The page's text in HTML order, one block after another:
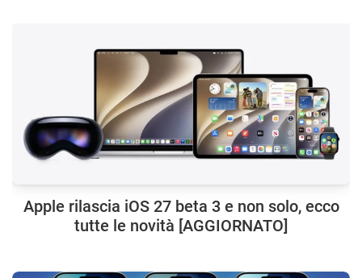
Apple rilascia iOS 27 beta 3 e non solo, ecco
tutte le novità [AGGIORNATO]